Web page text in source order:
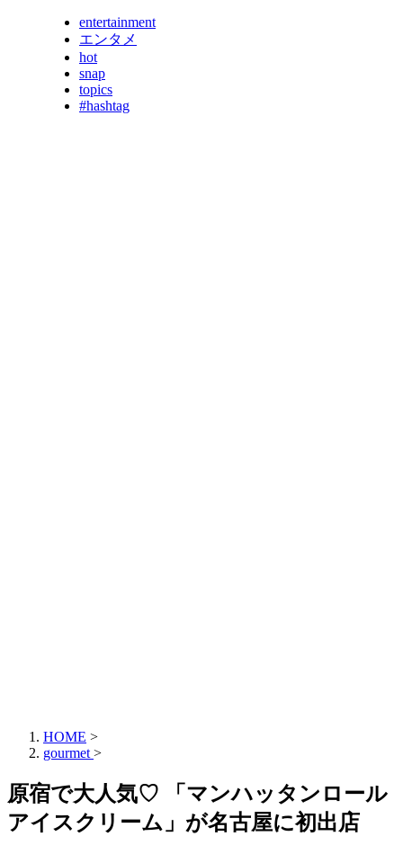
entertainment
エンタメ
hot
snap
topics
#hashtag
HOME >
gourmet >
原宿で大人気♡ 「マンハッタンロール
アイスクリーム」が名古屋に初出店